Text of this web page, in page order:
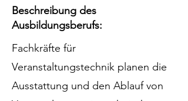
Beschreibung des
Ausbildungsberufs:
Fachkräfte für
Veranstaltungstechnik planen die
Ausstattung und den Ablauf von